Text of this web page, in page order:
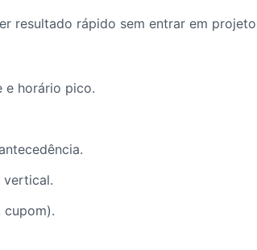
resultado rápido sem entrar em projeto
e horário pico.
vertical.
cupom).